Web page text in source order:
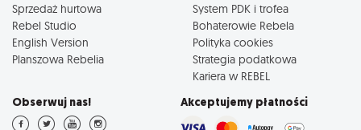
Sprzedaż hurtowa
Rebel Studio
English Version
Planszowa Rebelia
System PDK i trofea
Bohaterowie Rebela
Polityka cookies
Strategia podatkowa
Kariera w REBEL
Obserwuj nas! Akceptujemy płatności